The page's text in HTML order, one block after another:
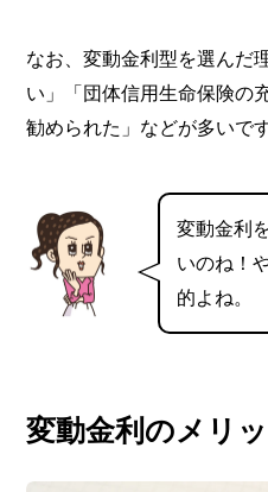
なお、変動金利型を選んだ
い」「団体信用生命保険の
勧められた」などが多いです
変動金利
いのね！
的よね。
変動金利のメリ